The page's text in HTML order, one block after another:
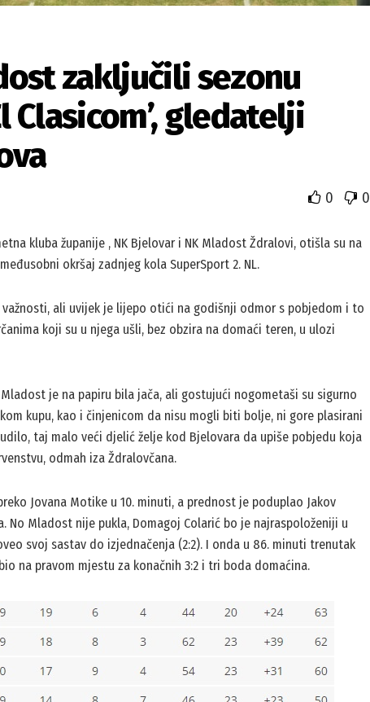
zaključili sezonu
Clasicom’, gledatelji
0 0
kluba županije , NK Bjelovar i NK Mladost Ždralovi, otišla su na
okršaj zadnjeg kola SuperSport 2. NL.
ali uvijek je lijepo otići na godišnji odmor s pobjedom i to
koji su u njega ušli, bez obzira na domaći teren, u ulozi
je na papiru bila jača, ali gostujući nogometaši su sigurno
kupu, kao i činjenicom da nisu mogli biti bolje, ni gore plasirani
taj malo veći djelić želje kod Bjelovara da upiše pobjedu koja
odmah iza Ždralovčana.
Jovana Motike u 10. minuti, a prednost je poduplao Jakov
No Mladost nije pukla, Domagoj Colarić bo je najraspoloženiji u
svoj sastav do izjednačenja (2:2). I onda u 86. minuti trenutak
na pravom mjestu za konačnih 3:2 i tri boda domaćina.